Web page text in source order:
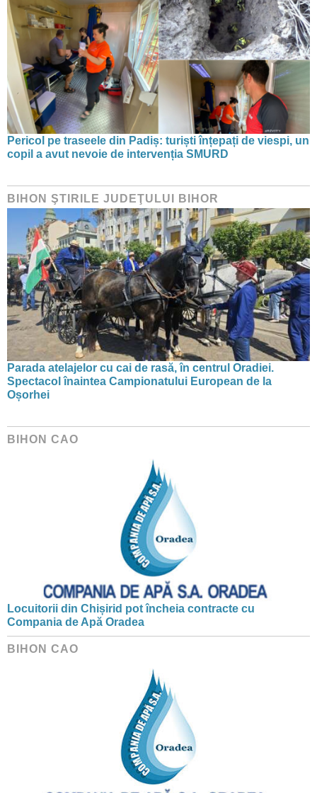
Pericol pe traseele din Padiș: turiști înțepați de viespi, un
copil a avut nevoie de intervenția SMURD
BIHON ŞTIRILE JUDEŢULUI BIHOR
Parada atelajelor cu cai de rasă, în centrul Oradiei.
Spectacol înaintea Campionatului European de la
Oșorhei
BIHON CAO
Locuitorii din Chișirid pot încheia contracte cu
Compania de Apă Oradea
BIHON CAO